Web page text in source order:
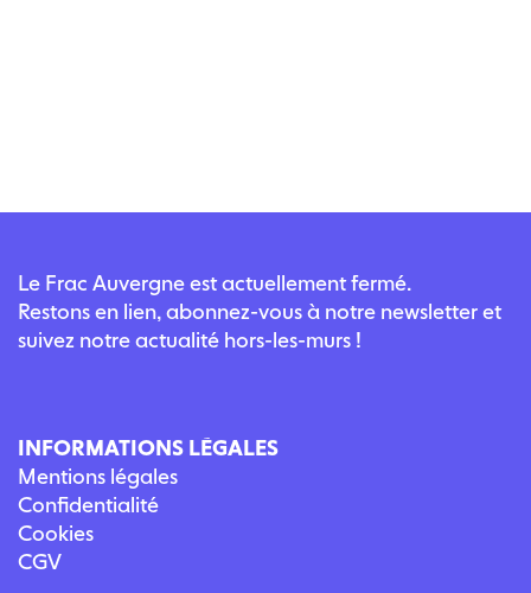
Le Frac Auvergne est actuellement fermé.
Restons en lien, abonnez-vous à notre newsletter et
suivez notre actualité hors-les-murs !
INFORMATIONS LÉGALES
Mentions légales
Confidentialité
Cookies
CGV